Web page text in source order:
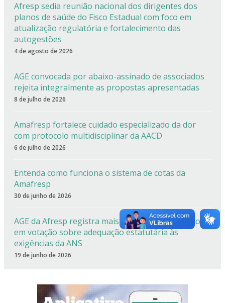
Afresp sedia reunião nacional dos dirigentes dos
planos de saúde do Fisco Estadual com foco em
atualização regulatória e fortalecimento das
autogestões
4 de agosto de 2026
AGE convocada por abaixo-assinado de associados
rejeita integralmente as propostas apresentadas
8 de julho de 2026
Amafresp fortalece cuidado especializado da dor
com protocolo multidisciplinar da AACD
6 de julho de 2026
Entenda como funciona o sistema de cotas da
Amafresp
30 de junho de 2026
AGE da Afresp registra mais de 90% de aprovação
em votação sobre adequação estatutária às
exigências da ANS
19 de junho de 2026